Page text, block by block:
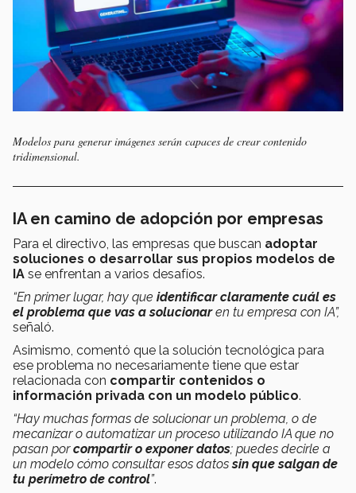
Modelos para generar imágenes serán capaces de crear contenido
tridimensional.
IA en camino de adopción por empresas
Para el directivo, las empresas que buscan adoptar
soluciones o desarrollar sus propios modelos de
IA se enfrentan a varios desafíos.
“En primer lugar, hay que identificar claramente cuál es
el problema que vas a solucionaren tu empresa con IA”,
señaló.
Asimismo, comentó que la solución tecnológica para
ese problema no necesariamente tiene que estar
relacionada con compartir contenidos o
información privada con un modelo público.
“Hay muchas formas de solucionar un problema, o de
mecanizar o automatizar un proceso utilizando IA que no
pasan porcompartir o exponer datos; puedes decirle a
un modelo cómo consultar esos datossin que salgan de
tu perímetro de control”.